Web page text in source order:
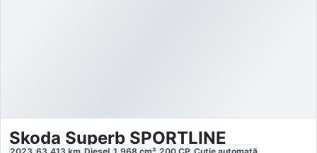
Skoda Superb SPORTLINE